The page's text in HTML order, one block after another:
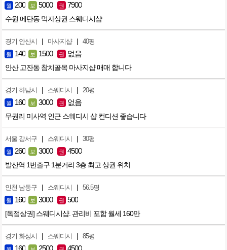
월 200 보 5000 권 7900
수원 메탄동 먹자상권 스웨디시샵
경기 안산시 | 마사지샵 | 40평
월 140 보 1500 권 없음
안산 고잔동 참치골목 마사지샵 매매 합니다
경기 하남시 | 스웨디시 | 20평
월 160 보 3000 권 없음
무권리 미사역 인근 스웨디시 샵 컨디션 좋습니다
서울 강서구 | 스웨디시 | 30평
월 260 보 3000 권 4500
발산역 1번출구 1분거리 3층 최고 상권 위치
인천 남동구 | 스웨디시 | 56.5평
월 160 보 3000 권 500
[독점상권] 스웨디시샵. 관리비 포함 월세 160만
경기 화성시 | 스웨디시 | 85평
160 2500 4500